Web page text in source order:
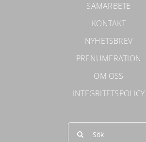
SAMARBETE
KONTAKT
NYHETSBREV
PRENUMERATION
OM OSS
INTEGRITETSPOLICY
Sök
efter: